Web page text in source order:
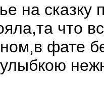
на сказку
что
фате